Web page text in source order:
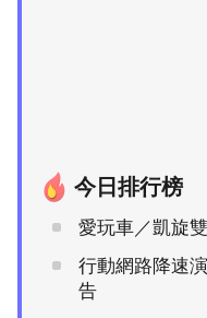
今日排行榜
愛玩車／凱旋
行動網路降速
告